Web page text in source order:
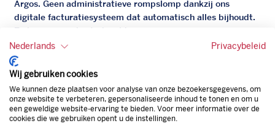
Argos. Geen administratieve rompslomp dankzij ons
digitale facturatiesysteem dat automatisch alles bijhoudt.
Zo bespaar je dus tijd, geld en energie.
Onze tankpas is super flexibel, zo geniet je van het gemak
van een flexibele limiet, zit je niet vast aan een contract en
bepaal je zelf of er wel of geen andere producten dan
brandstof mee betaalt kunnen worden.
Bovendien profiteer je altijd van een gegarandeerde
korting. Mocht de pompprijs toch lager zijn dan betaal je
Nederlands Privacybeleid
Wij gebruiken cookies
We kunnen deze plaatsen voor analyse van onze bezoekersgegevens, om
onze website te verbeteren, gepersonaliseerde inhoud te tonen en om u
een geweldige website-ervaring te bieden. Voor meer informatie over de
cookies die we gebruiken opent u de instellingen.